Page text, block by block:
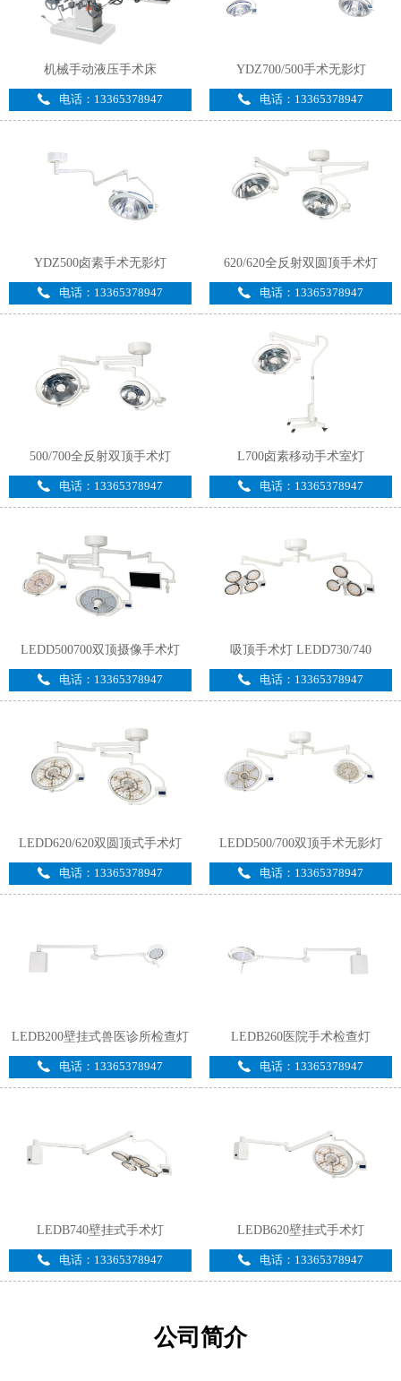
机械手动液压手术床
电话：13365378947
YDZ700/500手术无影灯
电话：13365378947
YDZ500卤素手术无影灯
电话：13365378947
620/620全反射双圆顶手术灯
电话：13365378947
500/700全反射双顶手术灯
电话：13365378947
L700卤素移动手术室灯
电话：13365378947
LEDD500700双顶摄像手术灯
电话：13365378947
吸顶手术灯 LEDD730/740
电话：13365378947
LEDD620/620双圆顶式手术灯
电话：13365378947
LEDD500/700双顶手术无影灯
电话：13365378947
LEDB200壁挂式兽医诊所检查灯
电话：13365378947
LEDB260医院手术检查灯
电话：13365378947
LEDB740壁挂式手术灯
电话：13365378947
LEDB620壁挂式手术灯
电话：13365378947
公司简介